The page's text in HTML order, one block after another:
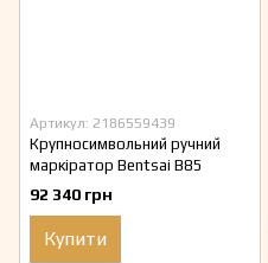
Артикул: 2186559439
Крупносимвольний ручний
маркіратор Bentsai B85
92 340 грн
Купити